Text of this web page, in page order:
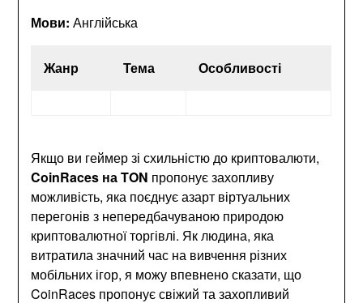
Мови: Англійська
Жанр Тема Особливості
Якщо ви геймер зі схильністю до криптовалюти,
CoinRaces на TON пропонує захопливу
можливість, яка поєднує азарт віртуальних
перегонів з непередбачуваною природою
криптовалютної торгівлі. Як людина, яка
витратила значний час на вивчення різних
мобільних ігор, я можу впевнено сказати, що
CoinRaces пропонує свіжий та захопливий